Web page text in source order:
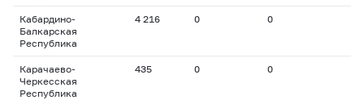
Кабардино-
Балкарская
Республика
4 216 0 0
Карачаево-
Черкесская
Республика
435 0 0